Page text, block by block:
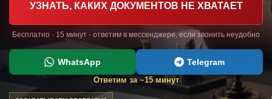
УЗНАТЬ, КАКИХ ДОКУМЕНТОВ НЕ ХВАТАЕТ
Бесплатно · 15 минут · ответим в мессенджере, если звонить неудобно
WhatsApp Telegram
Ответим за ~15 минут